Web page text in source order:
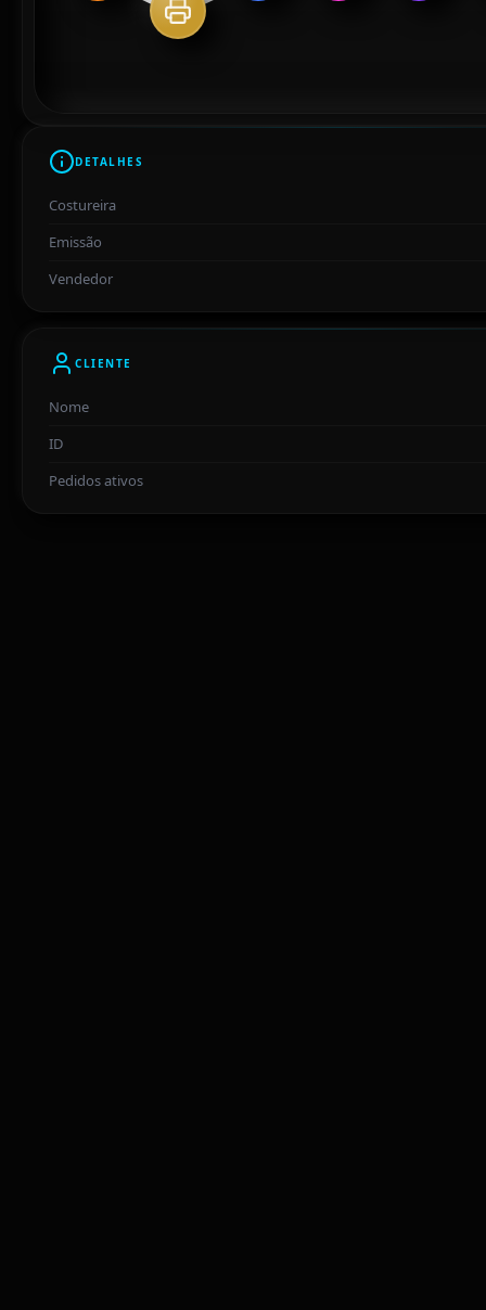
DETALHES
Costureira
Emissão
Vendedor
CLIENTE
Nome
ID
Pedidos ativos